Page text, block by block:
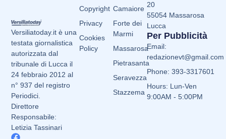
Versiliatoday.it è una
testata giornalistica
autorizzata dal
tribunale di Lucca il
24 febbraio 2012 al
n° 937 del registro
Periodici.
Direttore
Responsabile:
Letizia Tassinari
Camaiore
Forte dei
Marmi
Massarosa
Pietrasanta
Seravezza
Stazzema
Copyright
Privacy
Cookies
Policy
20
55054 Massarosa
Lucca
Per Pubblicità
Email:
redazionevt@gmail.com
Phone: 393-3317601
Hours: Lun-Ven
9:00AM - 5:00PM